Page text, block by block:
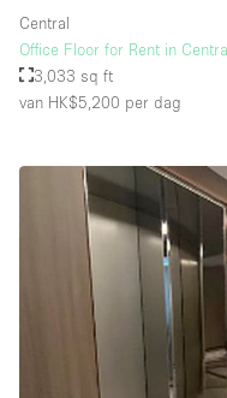
Central
Office Floor for Rent in
3,033 sq ft
van HK$5,200 per dag